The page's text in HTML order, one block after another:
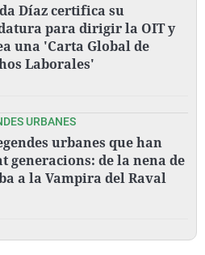
Díaz certifica su
para dirigir la OIT y
una 'Carta Global de
Laborales'
URBANES
urbanes que han
generacions: de la nena de
a la Vampira del Raval